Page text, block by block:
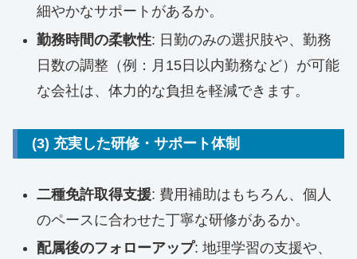
細やかなサポートがあるか。
勤務時間の柔軟性: 日勤のみの選択肢や、勤務
日数の調整（例：月15日以内勤務など）が可能
な会社は、体力的な負担を軽減できます。
(3) 充実した研修・サポート体制
二種免許取得支援: 費用補助はもちろん、個人
のペースに合わせた丁寧な研修があるか。
配属後のフォローアップ: 地理学習の支援や、